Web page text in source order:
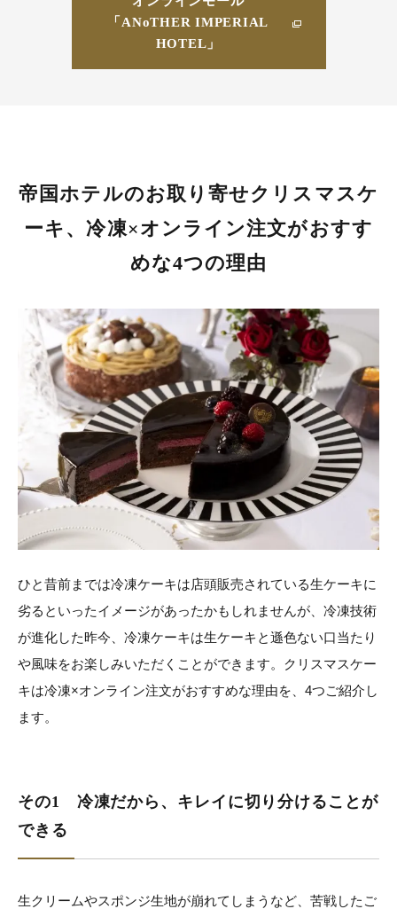
「ANoTHER IMPERIAL
HOTEL」
帝国ホテルのお取り寄せクリスマスケ
ーキ、冷凍×オンライン注文がおすす
めな4つの理由
ひと昔前までは冷凍ケーキは店頭販売されている生ケーキに
劣るといったイメージがあったかもしれませんが、冷凍技術
が進化した昨今、冷凍ケーキは生ケーキと遜色ない口当たり
や風味をお楽しみいただくことができます。クリスマスケー
キは冷凍×オンライン注文がおすすめな理由を、4つご紹介し
ます。
その1 冷凍だから、キレイに切り分けることが
できる
生クリームやスポンジ生地が崩れてしまうなど、苦戦したご